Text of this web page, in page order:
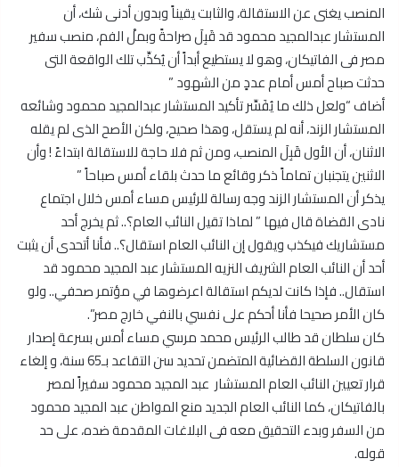
المنصب يغنى عن الاستقالة، والثابت يقيناً وبدون أدنى شك، أن
المستشار عبدالمجيد محمود قد قَبِلَ صراحةً وبملْ الفم، منصب سفير
مصر فى الفاتيكان، وهو لا يستطيع أبداً أن يُكذِّب تلك الواقعة التى
حدثت صباح أمس أمام عددٍ من الشهود ”
أضاف “ولعل ذلك ما يُفَسِّر تأكيد المستشار عبدالمجيد محمود وشائعه
المستشار الزند، أنه لم يستقل، وهذا صحيح، ولكن الأصح الذى لم يقله
الاثنان، أن الأول قَبِلَ المنصب، ومن ثم فلا حاجة للاستقالة ابتداءً ! وأن
الاثنين يتجنبان تماماً ذكر وقائع ما حدث بلقاء أمس صباحاً ”
يذكر أن المستشار الزند وجه رسالة للرئيس مساء أمس خلال اجتماع
نادى القضاة قال فيها ” لماذا تقيل النائب العام؟.. ثم يخرج أحد
مستشاريك فيكذب ويقول إن النائب العام استقال؟.. فأنا أتحدى أن يثبت
أحد أن النائب العام الشريف النزيه المستشار عبد المجيد محمود قد
استقال.. فإذا كانت لديكم استقالة اعرضوها في مؤتمر صحفي.. ولو
كان الأمر صحيحا فأنا أحكم على نفسي بالنفي خارج مصر”.
كان سلطان قد طالب الرئيس محمد مرسي مساء أمس بسرعة إصدار
قانون السلطة القضائية المتضمن تحديد سن التقاعد بـ65 سنة، و إلغاء
قرار تعيين النائب العام المستشار عبد المجيد محمود سفيراً لمصر
بالفاتيكان، كما النائب العام الجديد منع المواطن عبد المجيد محمود
من السفر وبدء التحقيق معه فى البلاغات المقدمة ضده، على حد
قوله.